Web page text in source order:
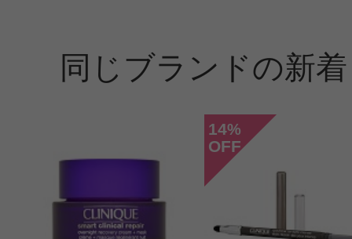
投稿日：2020年11月
にょろり 様
同じブランドの新
14%
OFF